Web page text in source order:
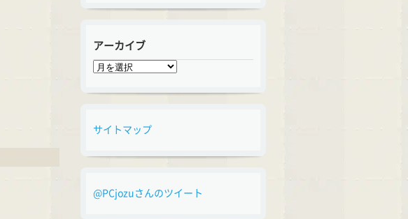
アーカイブ
ア
カ
サイトマップ
@PCjozuさんのツイート